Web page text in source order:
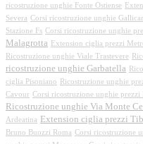
ricostruzione unghie Fonte Ostiense
Severa Corsi ricostruzione unghie
Stazione Fs Corsi ricostruzione unghie
Malagrotta
Extension ciglia prezzi
Ricostruzione unghie Viale Trastevere
ricostruzione unghie Garbatella
ciglia Pisoniano
Ricostruzione unghie
Cavour Corsi ricostruzione unghie prezzi
Ricostruzione unghie Via Monte
Ardeatina
Extension ciglia prezzi
Bruno Buozzi Roma Corsi ricostruzione